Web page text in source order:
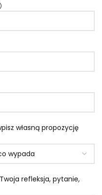
własną propozycję
refleksja, pytanie,